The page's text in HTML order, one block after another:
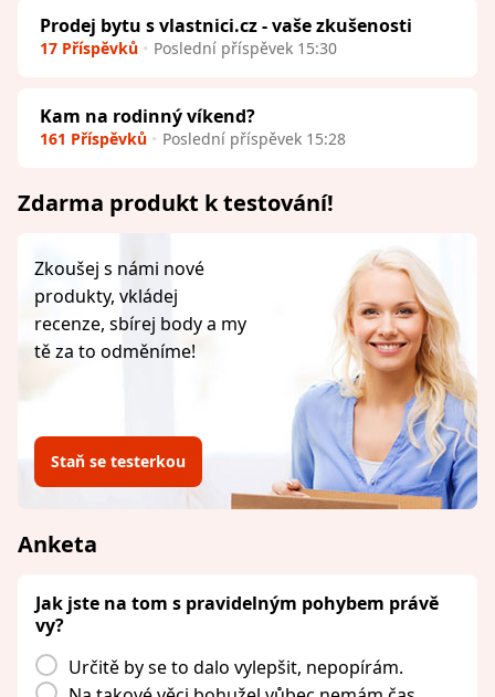
Prodej bytu s vlastnici.cz - vaše zkušenosti
17 Příspěvků Poslední příspěvek 15:30
Kam na rodinný víkend?
161 Příspěvků Poslední příspěvek 15:28
Zdarma produkt k testování!
Zkoušej s námi nové
produkty, vkládej
recenze, sbírej body a my
tě za to odměníme!
Staň se testerkou
Anketa
Jak jste na tom s pravidelným pohybem právě
vy?
Určitě by se to dalo vylepšit, nepopírám.